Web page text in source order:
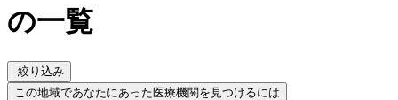
の一覧
絞り込み
この地域であなたにあった医療機関を見つけるには